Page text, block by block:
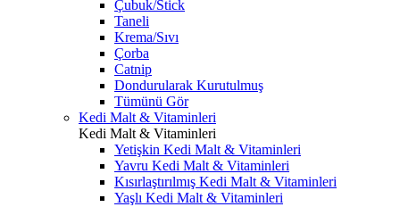
Çubuk/Stick
Taneli
Krema/Sıvı
Çorba
Catnip
Dondurularak Kurutulmuş
Tümünü Gör
Kedi Malt & Vitaminleri
Kedi Malt & Vitaminleri
Yetişkin Kedi Malt & Vitaminleri
Yavru Kedi Malt & Vitaminleri
Kısırlaştırılmış Kedi Malt & Vitaminleri
Yaşlı Kedi Malt & Vitaminleri